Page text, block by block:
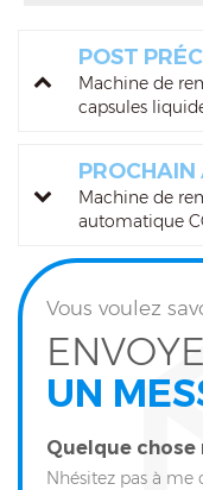
POST
Machine de
capsules
PROCHAIN
Machine de
automatique
Vous voulez
UN
Quelque chose
Nhésitez pas à me